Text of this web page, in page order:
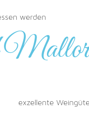
werden
exzellente